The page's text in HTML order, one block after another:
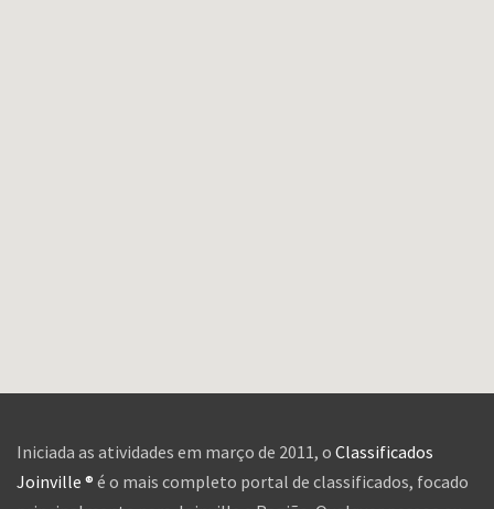
Iniciada as atividades em março de 2011, o Classificados
Joinville ® é o mais completo portal de classificados, focado